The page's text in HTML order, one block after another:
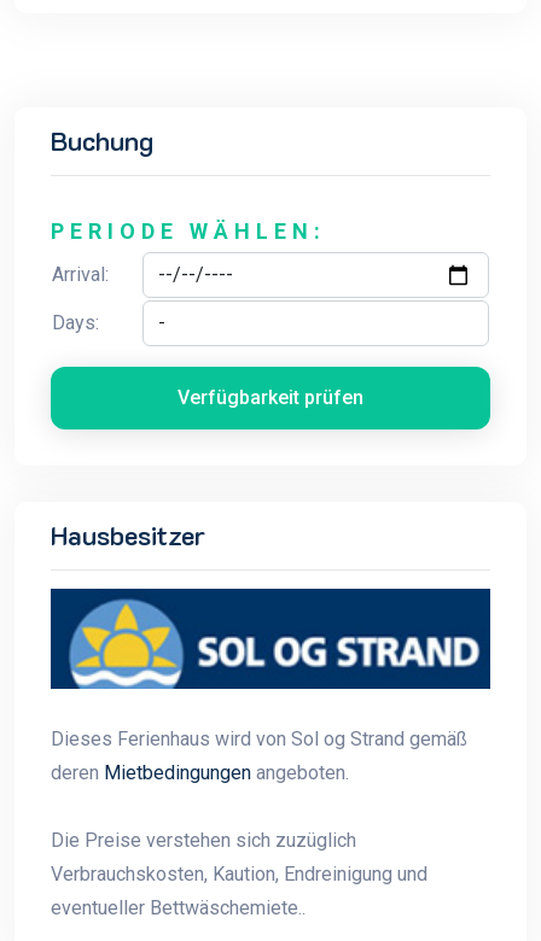
Buchung
PERIODE WÄHLEN:
Arrival:
Days:
Verfügbarkeit prüfen
Hausbesitzer
Dieses Ferienhaus wird von Sol og Strand gemäß
deren Mietbedingungen angeboten.
Die Preise verstehen sich zuzüglich
Verbrauchskosten, Kaution, Endreinigung und
eventueller Bettwäschemiete..